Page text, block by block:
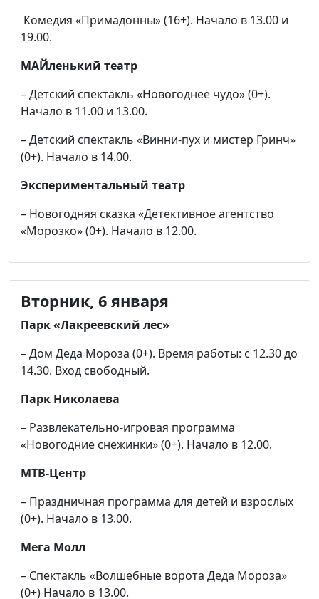
Комедия «Примадонны» (16+). Начало в 13.00 и
19.00.
МАЙленький театр
– Детский спектакль «Новогоднее чудо» (0+).
Начало в 11.00 и 13.00.
– Детский спектакль «Винни-пух и мистер Гринч»
(0+). Начало в 14.00.
Экспериментальный театр
– Новогодняя сказка «Детективное агентство
«Морозко» (0+). Начало в 12.00.
Вторник, 6 января
Парк «Лакреевский лес»
– Дом Деда Мороза (0+). Время работы: с 12.30 до
14.30. Вход свободный.
Парк Николаева
– Развлекательно-игровая программа
«Новогодние снежинки» (0+). Начало в 12.00.
МТВ-Центр
– Праздничная программа для детей и взрослых
(0+). Начало в 13.00.
Мега Молл
– Спектакль «Волшебные ворота Деда Мороза»
(0+) Начало в 13.00.